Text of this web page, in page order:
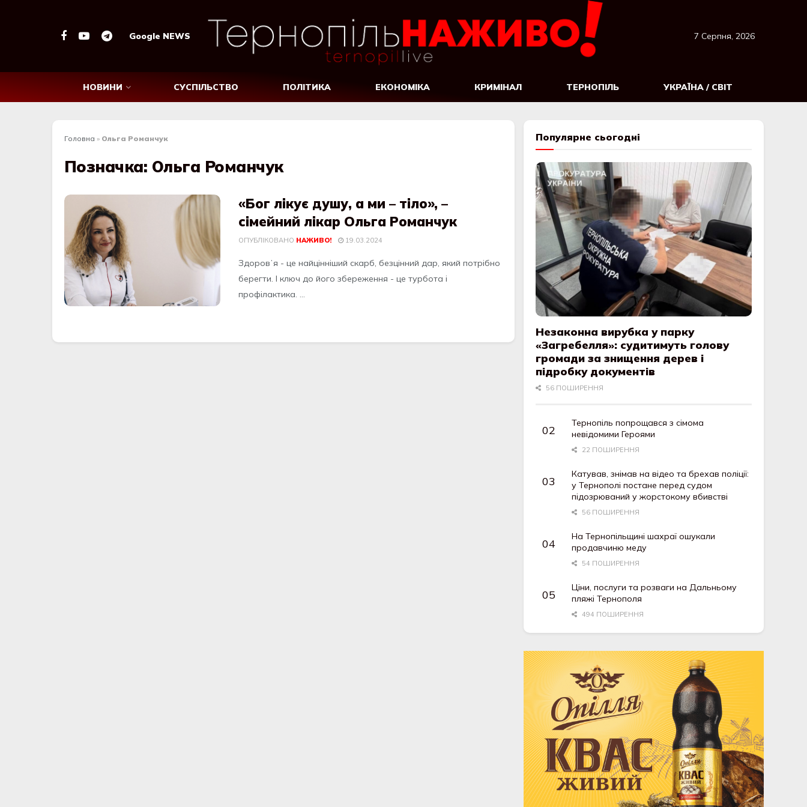
Google NEWS 7 Серпня, 2026
НОВИНИ СУСПІЛЬСТВО ПОЛІТИКА ЕКОНОМІКА КРИМІНАЛ ТЕРНОПІЛЬ УКРАЇНА / СВІТ
Головна » Ольга Романчук
Позначка: Ольга Романчук
«Бог лікує душу, а ми – тіло», –
сімейний лікар Ольга Романчук
ОПУБЛІКОВАНО НАЖИВО! 19.03.2024
Здоровʼя - це найцінніший скарб, безцінний дар, який потрібно
берегти. І ключ до його збереження - це турбота і
профілактика. ...
Популярне сьогодні
Незаконна вирубка у парку
«Загребелля»: судитимуть голову
громади за знищення дерев і
підробку документів
56 ПОШИРЕННЯ
Тернопіль попрощався з сімома
невідомими Героями
22 ПОШИРЕННЯ
Катував, знімав на відео та брехав поліції:
у Тернополі постане перед судом
підозрюваний у жорстокому вбивстві
56 ПОШИРЕННЯ
На Тернопільщині шахраї ошукали
продавчиню меду
54 ПОШИРЕННЯ
Ціни, послуги та розваги на Дальньому
пляжі Тернополя
494 ПОШИРЕННЯ